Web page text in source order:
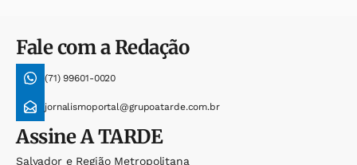
Fale com a Redação
(71) 99601-0020
jornalismoportal@grupoatarde.com.br
AssineA TARDE
Salvador e Região Metropolitana